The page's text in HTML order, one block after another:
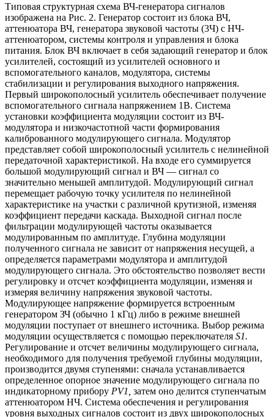
Типовая структурная схема ВЧ-генератора сигналов
изображена на Рис. 2. Генератор состоит из блока ВЧ,
аттенюатора ВЧ, генератора звуковой частоты (3Ч) с НЧ-
аттенюатором, системы контроля и управления и блока
питания. Блок ВЧ включает в себя задающий генератор и блок
усилителей, состоящий из усилителей основного и
вспомогательного каналов, модулятора, системы
стабилизации и регулирования выходного напряжения.
Первый широкополосный усилитель обеспечивает получение
вспомогательного сигнала напряжением 1В. Система
установки коэффициента модуляции состоит из ВЧ-
модулятора и низкочастотной части формирования
калиброванного модулирующего сигнала. Модулятор
представляет собой широкополосный усилитель с нелинейной
передаточной характеристикой. На входе его суммируется
большой модулирующий сигнал и ВЧ — сигнал со
значительно меньшей амплитудой. Модулирующий сигнал
перемещает рабочую точку усилителя по нелинейной
характеристике на участки с различной крутизной, изменяя
коэффициент передачи каскада. Выходной сигнал после
фильтрации модулирующей частоты оказывается
модулированным по амплитуде. Глубина модуляции
полученного сигнала не зависит от напряжения несущей, а
определяется параметрами модулятора и амплитудой
модулирующего сигнала. Это обстоятельство позволяет вести
регулировку и отсчет коэффициента модуляции, изменяя и
измеряя величину напряжения звуковой частоты.
Модулирующее напряжение формируется встроенным
генератором ЗЧ (обычно 1 кГц) либо в режиме внешней
модуляции поступает от внешнего источника. Выбор режима
модуляции осуществляется с помощью переключателя S1.
Регулирование и отсчет величины модулирующего сигнала,
необходимого для получения требуемой глубины модуляции,
производится двумя ступенями: сначала устанавливается
определенное опорное значение модулирующего сигнала по
индикаторному прибору PV1, затем оно делится ступенчатым
аттенюатором НЧ. Система обеспечения и регулирования
уровня выходных сигналов состоит из двух широкополосных